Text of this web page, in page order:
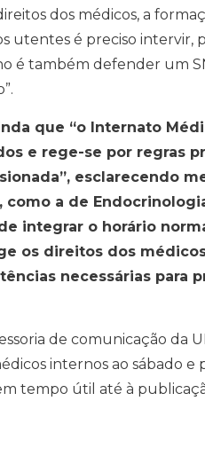
dos médicos, a
utentes é preciso
é também defender um
que “o Internato
e rege-se por regras
esclarecendo
como a de
integrar o horário
os direitos dos
necessárias para
de comunicação da
internos ao sábado
tempo útil até à